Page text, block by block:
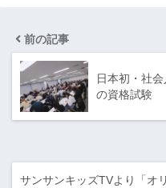
前の記事
日本初・社
の資格試験
サンサンキッズTVより「オ